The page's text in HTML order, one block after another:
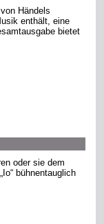
Händels
enthält, eine
bietet
oder sie dem
bühnentauglich